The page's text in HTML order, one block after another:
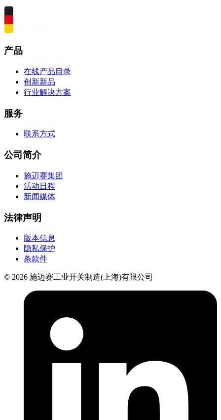
产品
在线产品目录
创新新品
行业解决方案
服务
联系方式
公司简介
施迈赛集团
活动日程
新闻媒体
法律声明
版本信息
隐私保护
条款件
© 2026 施迈赛工业开关制造(上海)有限公司